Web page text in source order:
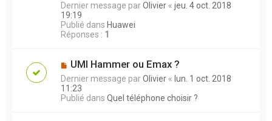
Dernier message parOlivier « jeu. 4 oct. 2018
19:19
Publié dans Huawei
Réponses : 1
UMI Hammer ou Emax ?
Dernier message parOlivier « lun. 1 oct. 2018
11:23
Publié dans Quel téléphone choisir ?